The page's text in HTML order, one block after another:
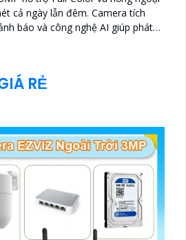
QUAN SÁT VĂN PHÒNG
phòng là một giải pháp hiệu quả